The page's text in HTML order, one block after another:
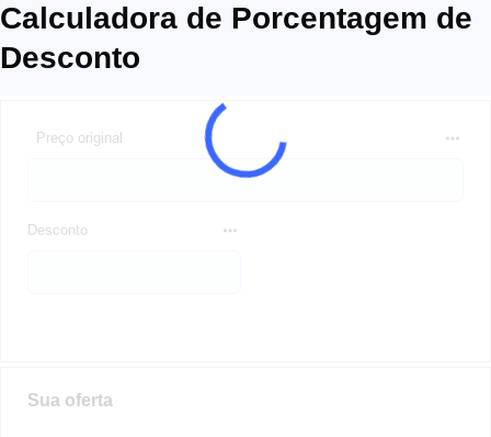
Calculadora de Porcentagem de
Desconto
Preço original
Desconto
Sua oferta